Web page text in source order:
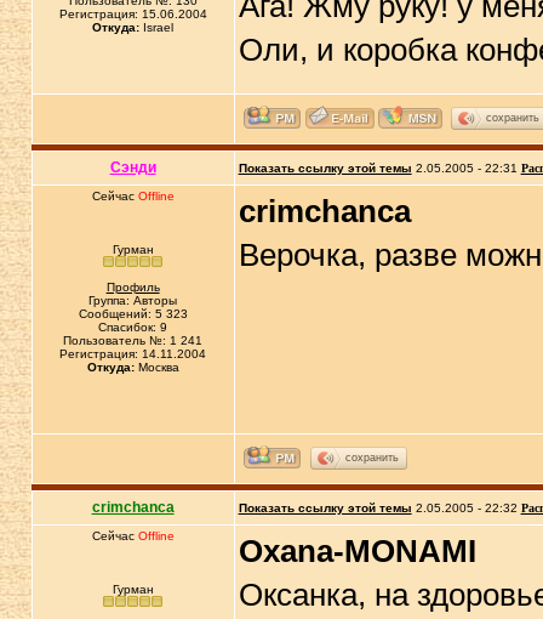
Регистрация: 15.06.2004
Откуда: Israel
Оли, и коробка
сохранить
Сэнди Показать ссылку этой темы 2.05.2005 - 22:31
Сейчас Offline
Гурман
Профиль
Группа: Авторы
Сообщений: 5 323
Спасибок: 9
Пользователь №: 1 241
Регистрация: 14.11.2004
Откуда:Москва
crimchanca
Верочка, разве
сохранить
crimchanca Показать ссылку этой темы 2.05.2005 - 22:32
Сейчас Offline
Гурман
Oxana-MONAMI
Оксанка, на